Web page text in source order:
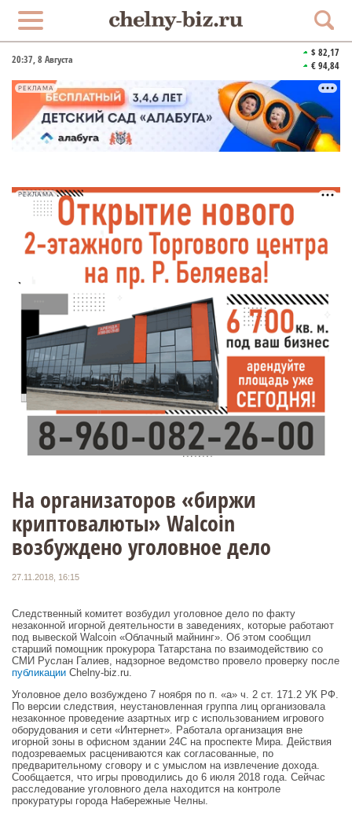
20:37, 8 Августа
$ 82,17
€ 94,84
РЕКЛАМА
РЕКЛАМА
На организаторов «биржи
криптовалюты» Walcoin
возбуждено уголовное дело
27.11.2018, 16:15
Следственный комитет возбудил уголовное дело по факту
незаконной игорной деятельности в заведениях, которые работают
под вывеской Walcoin «Облачный майнинг». Об этом сообщил
старший помощник прокурора Татарстана по взаимодействию со
СМИ Руслан Галиев, надзорное ведомство провело проверку после
публикации Chelny-biz.ru.
Уголовное дело возбуждено 7 ноября по п. «а» ч. 2 ст. 171.2 УК РФ.
По версии следствия, неустановленная группа лиц организовала
незаконное проведение азартных игр с использованием игрового
оборудования и сети «Интернет». Работала организация вне
игорной зоны в офисном здании 24С на проспекте Мира. Действия
подозреваемых расцениваются как согласованные, по
предварительному сговору и с умыслом на извлечение дохода.
Сообщается, что игры проводились до 6 июля 2018 года. Сейчас
расследование уголовного дела находится на контроле
прокуратуры города Набережные Челны.